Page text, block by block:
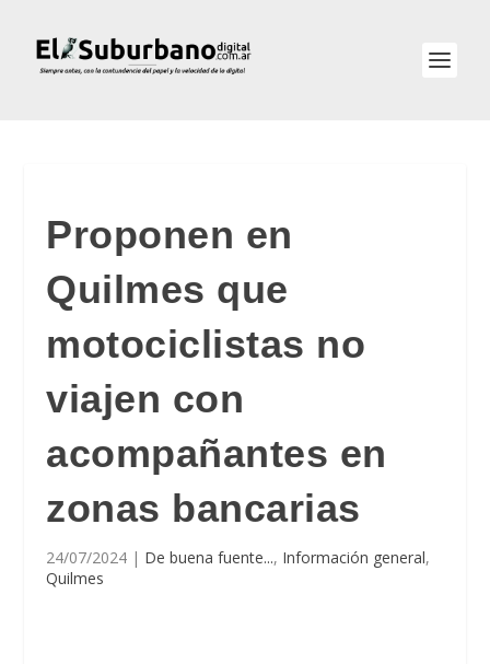
Proponen en
Quilmes que
motociclistas no
viajen con
acompañantes en
zonas bancarias
24/07/2024 | De buena fuente..., Información general,
Quilmes